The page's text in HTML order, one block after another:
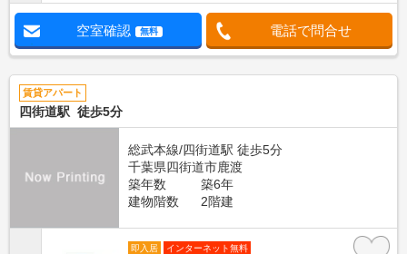
空室確認 無料 電話で問合せ
賃貸アパート
四街道駅 徒歩5分
総武本線/四街道駅 徒歩5分
千葉県四街道市鹿渡
築年数
築6年
建物階数
2階建
即入居 インターネット無料